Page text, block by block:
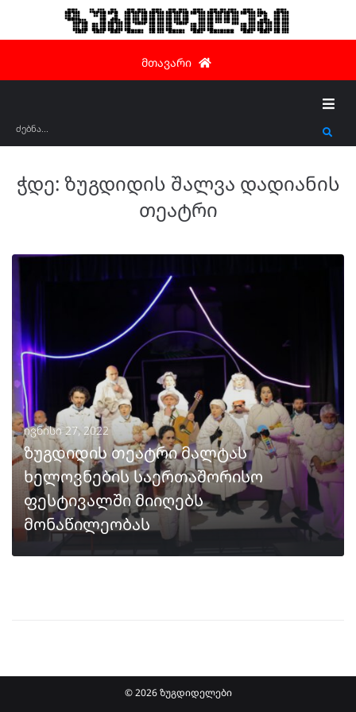
ზუგდიდელები
მთავარი
ჭდე: ზუგდიდის შალვა დადიანის
თეატრი
ივნისი 27, 2022
ზუგდიდის თეატრი მალტას
ხელოვნების საერთაშორისო
ფესტივალში მიიღებს
მონაწილეობას
© 2026 ზუგდიდელები